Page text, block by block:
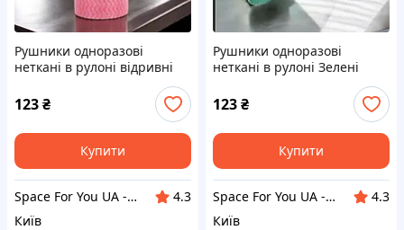
Рушники одноразові
неткані в рулоні відривні
123₴
Купити
Space For You UA - STORE
4.3
Київ
Рушники одноразові
неткані в рулоні Зелені
123₴
Купити
Space For You UA - STORE
4.3
Київ